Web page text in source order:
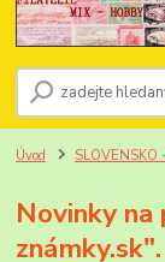
Úvod SLOVENSKO
Novinky
známky.sk".